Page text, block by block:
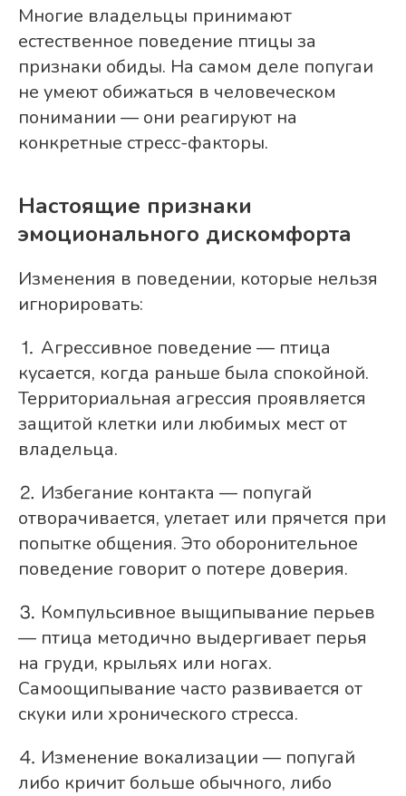
Многие владельцы принимают
естественное поведение птицы за
признаки обиды. На самом деле попугаи
не умеют обижаться в человеческом
понимании — они реагируют на
конкретные стресс-факторы.
Настоящие признаки
эмоционального дискомфорта
Изменения в поведении, которые нельзя
игнорировать:
⒈ Агрессивное поведение — птица
кусается, когда раньше была спокойной.
Территориальная агрессия проявляется
защитой клетки или любимых мест от
владельца.
⒉ Избегание контакта — попугай
отворачивается, улетает или прячется при
попытке общения. Это оборонительное
поведение говорит о потере доверия.
⒊ Компульсивное выщипывание перьев
— птица методично выдергивает перья
на груди, крыльях или ногах.
Самоощипывание часто развивается от
скуки или хронического стресса.
⒋ Изменение вокализации — попугай
либо кричит больше обычного, либо